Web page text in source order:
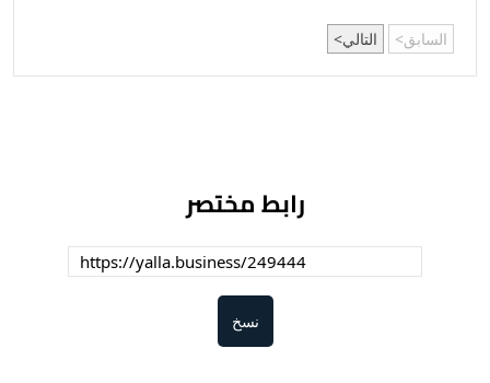
السابق التالي
رابط مختصر
نسخ